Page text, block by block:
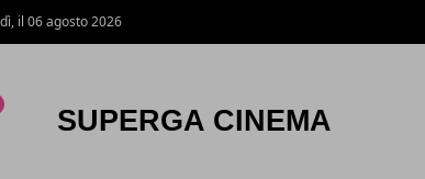
il 06 agosto 2026